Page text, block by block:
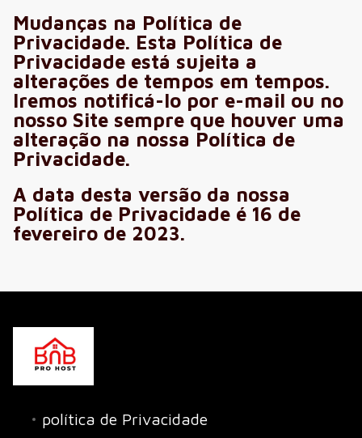
Mudanças na Política de
Privacidade. Esta Política de
Privacidade está sujeita a
alterações de tempos em tempos.
Iremos notificá-lo por e-mail ou no
nosso Site sempre que houver uma
alteração na nossa Política de
Privacidade.
A data desta versão da nossa
Política de Privacidade é 16 de
fevereiro de 2023.
política de Privacidade